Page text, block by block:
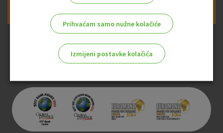
Prijava na newsletter OTP banke
Prihvaćam samo nužne kolačiće
Izmijeni postavke kolačića